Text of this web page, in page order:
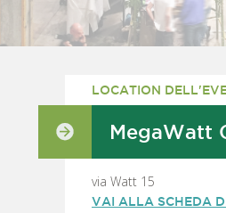
LOCATION
MegaWatt
via Watt 15
VAI ALLA SCHEDA